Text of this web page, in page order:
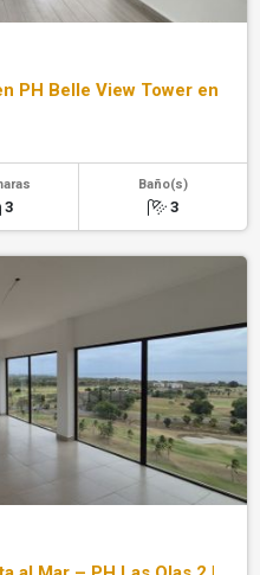
PH Belle View Tower en
3
Baño(s)
3